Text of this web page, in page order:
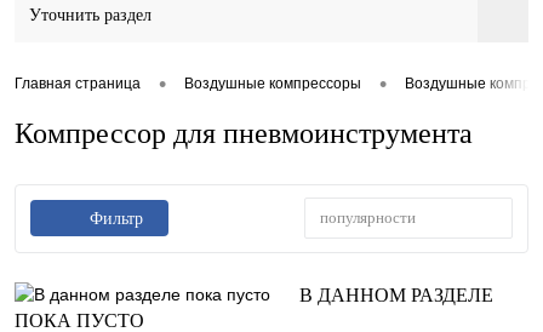
Уточнить раздел
Главная страница • Воздушные компрессоры • Воздушные
Компрессор для пневмоинструмента
Фильтр популярности
В ДАННОМ РАЗДЕЛЕ
ПОКА ПУСТО